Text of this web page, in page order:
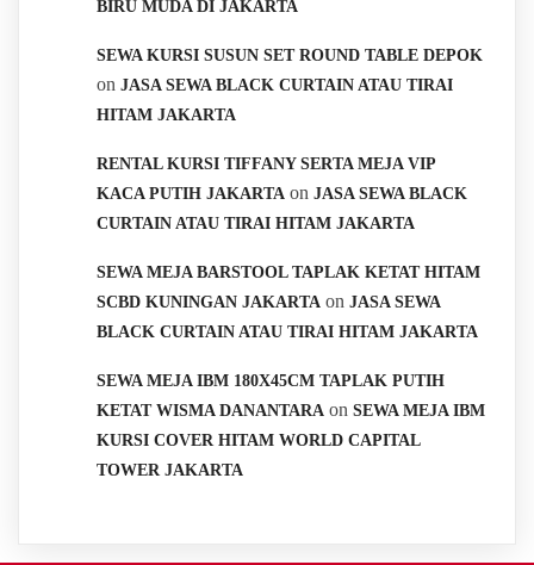
BIRU MUDA DI JAKARTA
SEWA KURSI SUSUN SET ROUND TABLE DEPOK
on JASA SEWA BLACK CURTAIN ATAU TIRAI
HITAM JAKARTA
RENTAL KURSI TIFFANY SERTA MEJA VIP
KACA PUTIH JAKARTA on JASA SEWA BLACK
CURTAIN ATAU TIRAI HITAM JAKARTA
SEWA MEJA BARSTOOL TAPLAK KETAT HITAM
SCBD KUNINGAN JAKARTA on JASA SEWA
BLACK CURTAIN ATAU TIRAI HITAM JAKARTA
SEWA MEJA IBM 180X45CM TAPLAK PUTIH
KETAT WISMA DANANTARA on SEWA MEJA IBM
KURSI COVER HITAM WORLD CAPITAL
TOWER JAKARTA